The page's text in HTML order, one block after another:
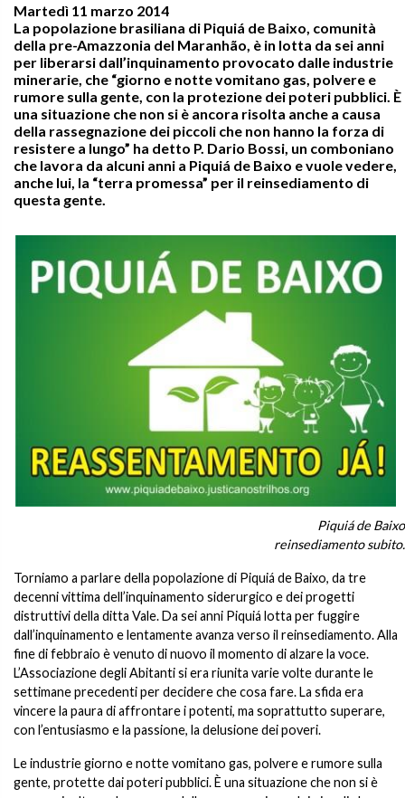
Martedì 11 marzo 2014
La popolazione brasiliana di Piquiá de Baixo, comunità
della pre-Amazzonia del Maranhão, è in lotta da sei anni
per liberarsi dall’inquinamento provocato dalle industrie
minerarie, che “giorno e notte vomitano gas, polvere e
rumore sulla gente, con la protezione dei poteri pubblici. È
una situazione che non si è ancora risolta anche a causa
della rassegnazione dei piccoli che non hanno la forza di
resistere a lungo” ha detto P. Dario Bossi, un comboniano
che lavora da alcuni anni a Piquiá de Baixo e vuole vedere,
anche lui, la “terra promessa” per il reinsediamento di
questa gente.
Piquiá de Baixo
reinsediamento subito.
Torniamo a parlare della popolazione di Piquiá de Baixo, da tre
decenni vittima dell’inquinamento siderurgico e dei progetti
distruttivi della ditta Vale. Da sei anni Piquiá lotta per fuggire
dall’inquinamento e lentamente avanza verso il reinsediamento. Alla
fine di febbraio è venuto di nuovo il momento di alzare la voce.
L’Associazione degli Abitanti si era riunita varie volte durante le
settimane precedenti per decidere che cosa fare. La sfida era
vincere la paura di affrontare i potenti, ma soprattutto superare,
con l’entusiasmo e la passione, la delusione dei poveri.
Le industrie giorno e notte vomitano gas, polvere e rumore sulla
gente, protette dai poteri pubblici. È una situazione che non si è